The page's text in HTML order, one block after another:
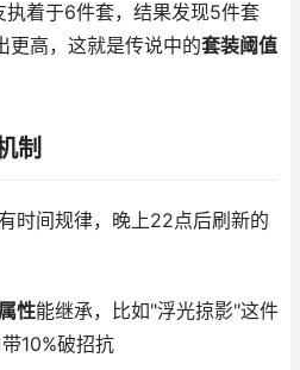
着于6件套，结果发现5件套
更高，这就是传说中的套装阈值
制
时间规律，晚上22点后刷新的
性能继承，比如"浮光掠影"这件
10%破招抗